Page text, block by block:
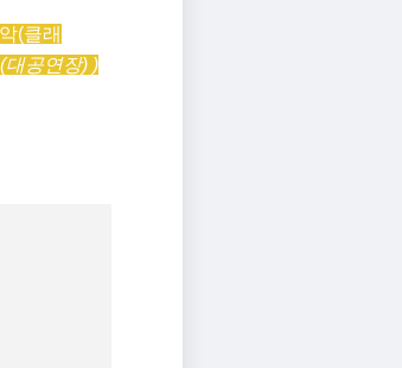
(클래
대공연장) )